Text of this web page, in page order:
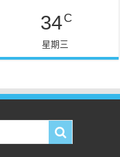
34C
星期三